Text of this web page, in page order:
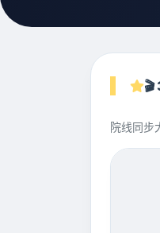
🎬
院线同步